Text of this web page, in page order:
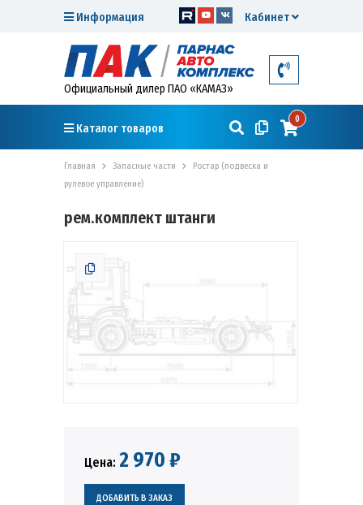
Кабинет
Информация
Официальный дилер ПАО «КАМАЗ»
Каталог товаров
0
Главная Запасные части
Ростар (подвеска и
рулевое управление)
рем.комплект штанги
Цена: 2 970 ₽